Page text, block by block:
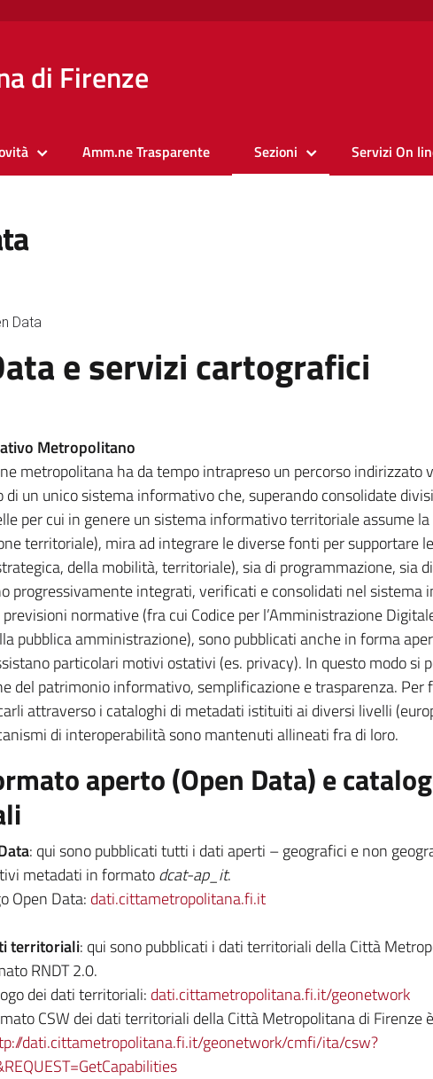
di Firenze
Amm.ne Trasparente Sezioni Servizi On
Data
e servizi cartografici
Metropolitano
metropolitana ha da tempo intrapreso un percorso indirizzato
di un unico sistema informativo che, superando consolidate
per cui in genere un sistema informativo territoriale assume
territoriale), mira ad integrare le diverse fonti per supportare
della mobilità, territoriale), sia di programmazione, sia
progressivamente integrati, verificati e consolidati nel sistema
normative (fra cui Codice per l’Amministrazione
pubblica amministrazione), sono pubblicati anche in forma
particolari motivi ostativi (es. privacy). In questo modo si
del patrimonio informativo, semplificazione e trasparenza. Per
attraverso i cataloghi di metadati istituiti ai diversi livelli
di interoperabilità sono mantenuti allineati fra di loro.
aperto (Open Data) e
: qui sono pubblicati tutti i dati aperti – geografici e non
metadati in formatodcat-ap_it.
Open Data: dati.cittametropolitana.fi.it
territoriali: qui sono pubblicati i dati territoriali della Città
RNDT 2.0.
dei dati territoriali: dati.cittametropolitana.fi.it/geonetwork
CSW dei dati territoriali della Città Metropolitana di Firenze
dati.cittametropolitana.fi.it/geonetwork/cmfi/ita/csw?